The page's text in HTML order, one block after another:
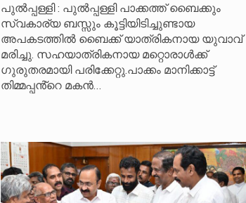
പുൽപ്പള്ളി : പുൽപ്പള്ളി പാക്കത്ത് ബൈക്കും
സ്വകാര്യ ബസ്സും കൂട്ടിയിടിച്ചുണ്ടായ
അപകടത്തിൽ ബൈക്ക് യാത്രികനായ യുവാവ്
മരിച്ചു. സഹയാത്രികനായ മറ്റൊരാൾക്ക്
ഗുരുതരമായി പരിക്കേറ്റു.പാക്കം മാനിക്കാട്ട്
തിമ്മപ്പൻ്റെ മകൻ…